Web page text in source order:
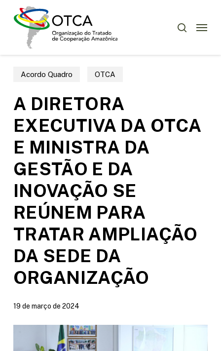
Menu
Acordo Quadro OTCA
A DIRETORA
EXECUTIVA DA OTCA
E MINISTRA DA
GESTÃO E DA
INOVAÇÃO SE
REÚNEM PARA
TRATAR AMPLIAÇÃO
DA SEDE DA
ORGANIZAÇÃO
19 de março de 2024